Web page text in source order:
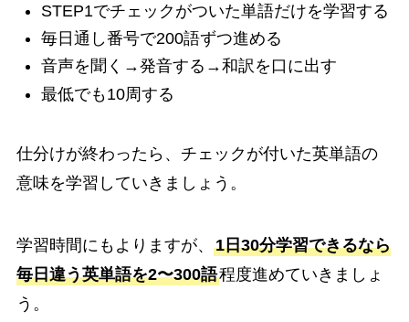
STEP1でチェックがついた単語だけを学習する
毎日通し番号で200語ずつ進める
音声を聞く→発音する→和訳を口に出す
最低でも10周する
仕分けが終わったら、チェックが付いた英単語の
意味を学習していきましょう。
学習時間にもよりますが、 1日30分学習できるなら
毎日違う英単語を2〜300語程度進めていきましょ
う。